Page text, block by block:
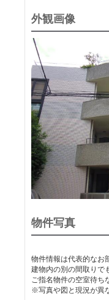
外観画像
物件写真
物件情報は代表的なお
建物内の別の間取りで
ご指名物件の空室待ち
※写真や図と現況が異